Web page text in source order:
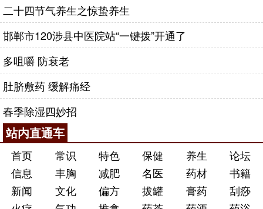
二十四节气养生之惊蛰养生
邯郸市120涉县中医院站“一键拨”开通了
多咀嚼 防衰老
肚脐敷药 缓解痛经
春季除湿四妙招
站内直通车
首页 常识 特色 保健 养生
论坛
信息
丰胸 减肥 名医 药材
书籍
新闻
文化 偏方 拔罐 膏药
刮痧